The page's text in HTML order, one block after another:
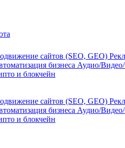
сайтов (SEO, GEO)
бизнеса Аудио/
и блокчейн
сайтов (SEO, GEO)
бизнеса Аудио/
и блокчейн